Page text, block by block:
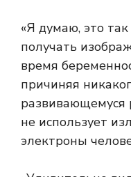
«Я думаю, это
получать
время
причиняя
развивающемуся
не использует
электроны